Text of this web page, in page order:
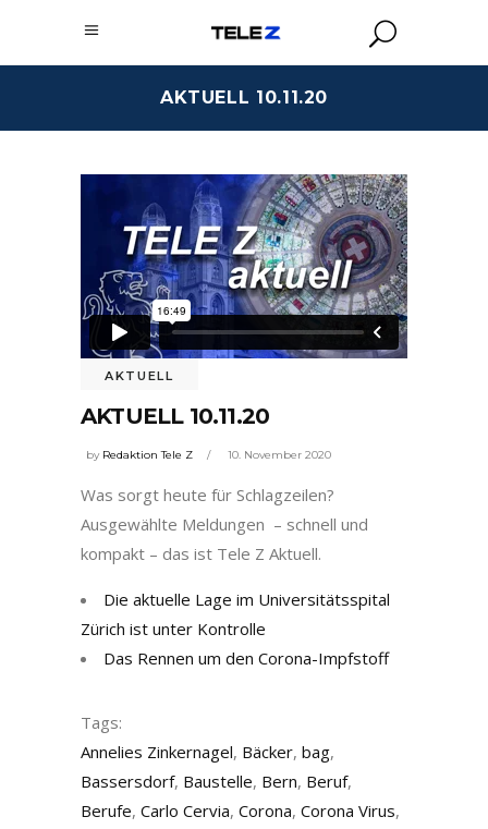
AKTUELL 10.11.20
AKTUELL
AKTUELL 10.11.20
by Redaktion Tele Z 10. November 2020
Was sorgt heute für Schlagzeilen?
Ausgewählte Meldungen – schnell und
kompakt – das ist Tele Z Aktuell.
Die aktuelle Lage im Universitätsspital
Zürich ist unter Kontrolle
Das Rennen um den Corona-Impfstoff
Tags:
Annelies Zinkernagel, Bäcker, bag,
Bassersdorf, Baustelle, Bern, Beruf,
Berufe, Carlo Cervia, Corona, Corona Virus,